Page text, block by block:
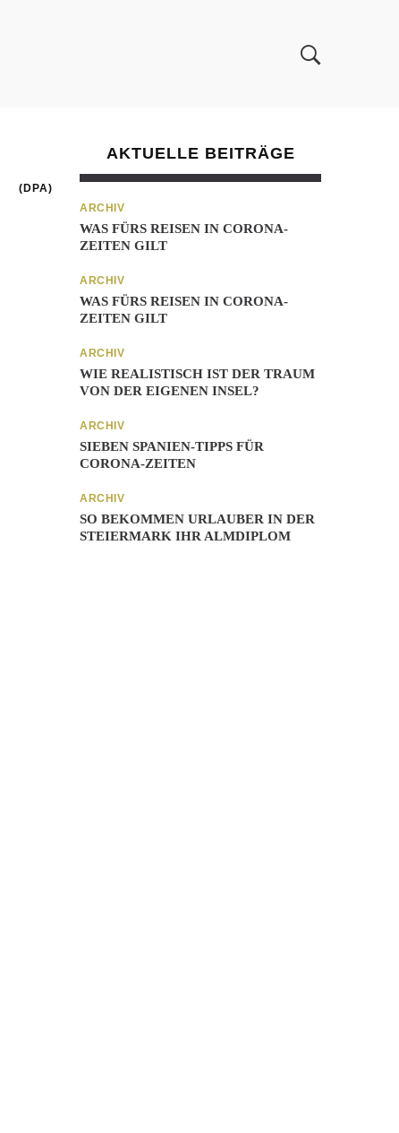
(DPA)
AKTUELLE BEITRÄGE
ARCHIV
WAS FÜRS REISEN IN CORONA-
ZEITEN GILT
ARCHIV
WAS FÜRS REISEN IN CORONA-
ZEITEN GILT
ARCHIV
WIE REALISTISCH IST DER TRAUM
VON DER EIGENEN INSEL?
ARCHIV
SIEBEN SPANIEN-TIPPS FÜR
CORONA-ZEITEN
ARCHIV
SO BEKOMMEN URLAUBER IN DER
STEIERMARK IHR ALMDIPLOM